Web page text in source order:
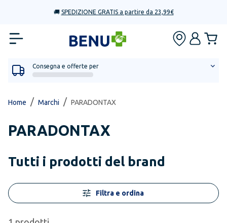
🚚 SPEDIZIONE GRATIS a partire da 23,99€
Consegna e offerte per
Home / Marchi / PARADONTAX
PARADONTAX
Tutti i prodotti del brand
Filtra e ordina